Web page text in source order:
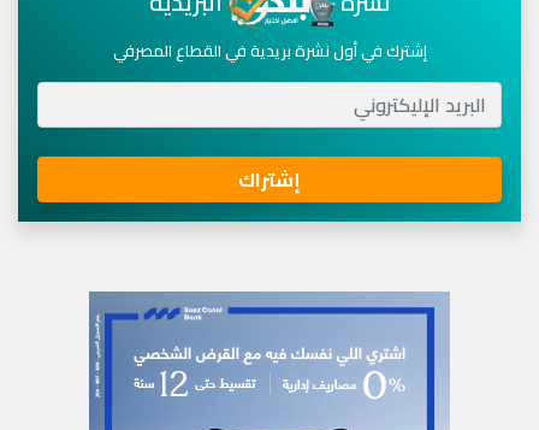
إشترك في أول نشرة بريدية في القطاع المصرفي